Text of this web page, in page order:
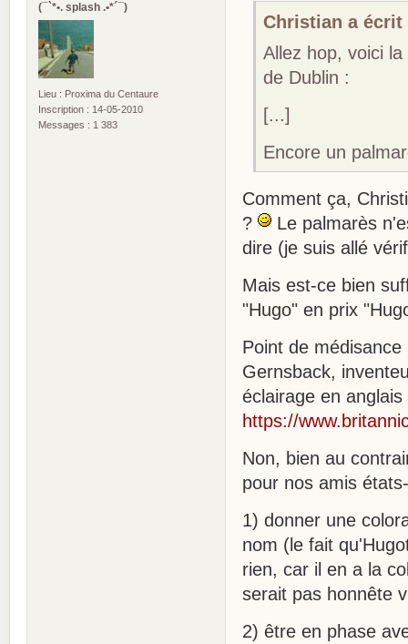
(¯`*•. splash .•*´¯)
Lieu : Proxima du Centaure
Inscription : 14-05-2010
Messages : 1 383
Christian a écrit
Allez hop, voici
de Dublin :
[...]
Encore un
Comment ça,
?
Le palmarès
dire (je suis allé
Mais est-ce bien
"Hugo" en prix
Point de
Gernsback,
éclairage en
https://
Non, bien au
pour nos amis
1) donner une
nom (le fait
rien, car il en a la
serait pas honnête
2) être en phase